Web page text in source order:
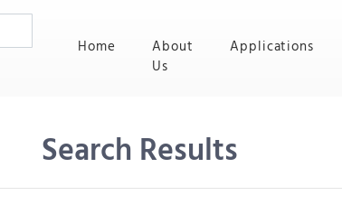
Home (current)
About
Us
Applications
Search Results